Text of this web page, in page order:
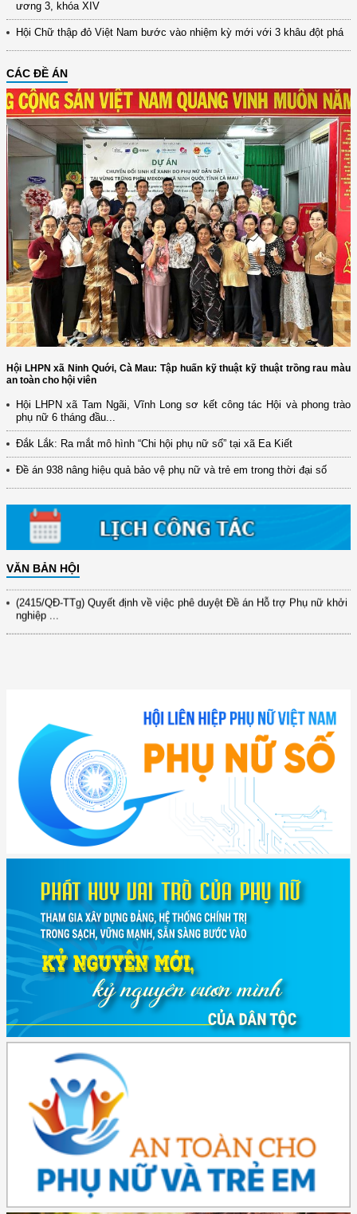
ương 3, khóa XIV
Hội Chữ thập đỏ Việt Nam bước vào nhiệm kỳ mới với 3 khâu đột phá
CÁC ĐỀ ÁN
Hội LHPN xã Ninh Quới, Cà Mau: Tập huấn kỹ thuật kỹ thuật trồng rau màu
an toàn cho hội viên
Hội LHPN xã Tam Ngãi, Vĩnh Long sơ kết công tác Hội và phong trào
phụ nữ 6 tháng đầu...
Đắk Lắk: Ra mắt mô hình “Chi hội phụ nữ số” tại xã Ea Kiết
Đề án 938 nâng hiệu quả bảo vệ phụ nữ và trẻ em trong thời đại số
VĂN BẢN HỘI
(12/TB-HĐKH) V/v đăng ký, đề xuất nhiệm vụ Khoa học, công nghệ và
đổi mới ...
(898/KH/ĐCT) Kế hoạch thực hiện Quyết định số 2415/QĐ-TTg ngày
31/10/2025 ...
(417/QĐ-BNNMT) Quyết định phê duyệt Chương trình mục tiêu quốc gia
xây dựng ...
(891/KH-ĐCT) Kế hoạch thực hiện Nghị quyết số 72-NQ/TW ngày
9/9/2025 của Bộ ...
(2415/QĐ-TTg) Quyết định về việc phê duyệt Đề án Hỗ trợ Phụ nữ khởi
nghiệp ...